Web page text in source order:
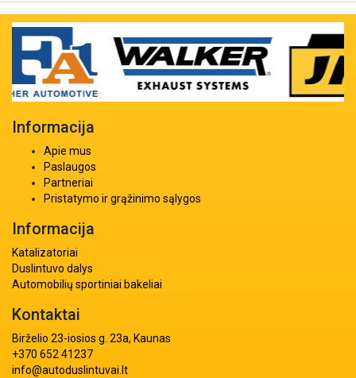
Informacija
Apie mus
Paslaugos
Partneriai
Pristatymo ir grąžinimo sąlygos
Informacija
Katalizatoriai
Duslintuvo dalys
Automobilių sportiniai bakeliai
Kontaktai
Birželio 23-iosios g. 23a, Kaunas
+370 652 41237
info@autoduslintuvai.lt